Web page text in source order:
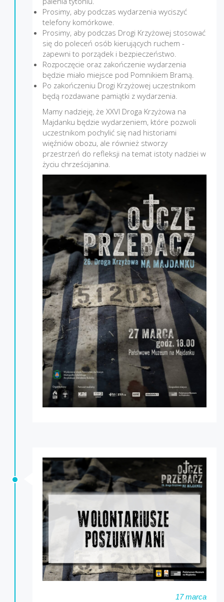
Prosimy, aby podczas wydarzenia wyciszyć
telefony komórkowe.
Prosimy, aby podczas Drogi Krzyżowej stosować
się do poleceń osób kierujących ruchem -
zapewni to porządek i bezpieczeństwo.
Rozpoczęcie oraz zakończenie wydarzenia
będzie miało miejsce pod Pomnikiem Bramą.
Po zakończeniu Drogi Krzyżowej uczestnikom
będą rozdawane pamiątki z wydarzenia.
Mamy nadzieję, że XXVI Droga Krzyżowa na
Majdanku będzie wydarzeniem, które pozwoli
uczestnikom pochylić się nad historiami
więźniów obozu, ale również stworzy
przestrzeń do refleksji na temat istoty nadziei w
życiu chrześcijanina.
17 marca